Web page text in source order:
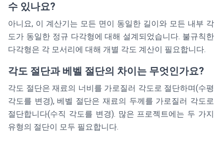
수 있나요?
아니요, 이 계산기는 모든 면이 동일한 길이와 모든 내부 각
도가 동일한 정규 다각형에 대해 설계되었습니다. 불규칙한
다각형은 각 모서리에 대해 개별 각도 계산이 필요합니다.
각도 절단과 베벨 절단의 차이는 무엇인가요?
각도 절단은 재료의 너비를 가로질러 각도로 절단하며(수평
각도를 변경), 베벨 절단은 재료의 두께를 가로질러 각도로
절단합니다(수직 각도를 변경). 많은 프로젝트에는 두 가지
유형의 절단이 모두 필요합니다.